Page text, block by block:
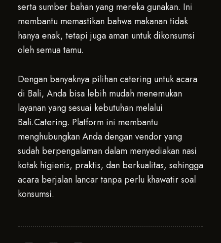
serta sumber bahan yang mereka gunakan. Ini
membantu memastikan bahwa makanan tidak
hanya enak, tetapi juga aman untuk dikonsumsi
oleh semua tamu.
Dengan banyaknya pilihan catering untuk acara
di Bali, Anda bisa lebih mudah menemukan
layanan yang sesuai kebutuhan melalui
Bali.Catering. Platform ini membantu
menghubungkan Anda dengan vendor yang
sudah berpengalaman dalam menyediakan nasi
kotak higienis, praktis, dan berkualitas, sehingga
acara berjalan lancar tanpa perlu khawatir soal
konsumsi.